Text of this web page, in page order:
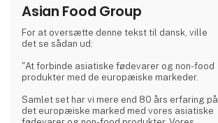
Asian Food Group
For at oversætte denne tekst til dansk, ville
det se sådan ud:
"At forbinde asiatiske fødevarer og non-food
produkter med de europæiske markeder.
Samlet set har vi mere end 80 års erfaring på
det europæiske marked med vores asiatiske